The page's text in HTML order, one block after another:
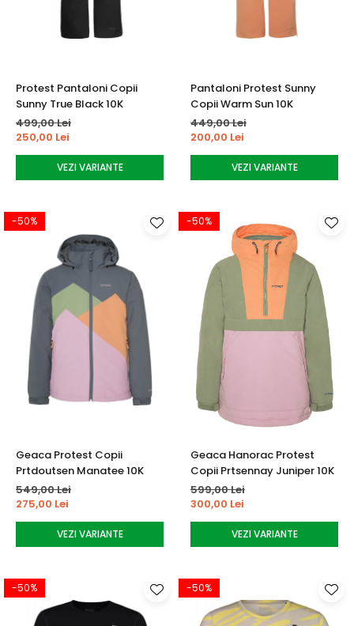
Protest Pantaloni Copii
Sunny True Black 10K
499,00 Lei
250,00 Lei
VEZI VARIANTE
Pantaloni Protest Sunny
Copii Warm Sun 10K
449,00 Lei
200,00 Lei
VEZI VARIANTE
-50%
Geaca Protest Copii
Prtdoutsen Manatee 10K
549,00 Lei
275,00 Lei
VEZI VARIANTE
-50%
Geaca Hanorac Protest
Copii Prtsennay Juniper 10K
599,00 Lei
300,00 Lei
VEZI VARIANTE
-50% -50%